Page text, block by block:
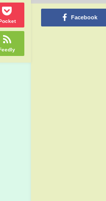
Facebook